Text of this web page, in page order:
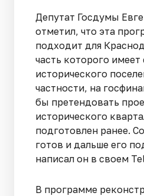
Депутат Госдумы
отметил, что эта
подходит для
часть которого имеет
исторического
частности, на
бы претендовать
исторического
подготовлен ранее.
готов и дальше его
написал он в своем
В программе